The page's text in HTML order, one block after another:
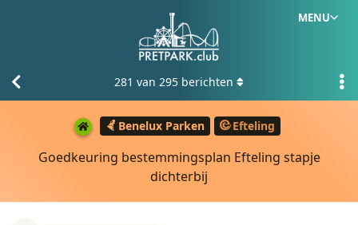
MENU
Benelux Parken Efteling
Goedkeuring bestemmingsplan Efteling stapje
dichterbij
281 van 295 berichten